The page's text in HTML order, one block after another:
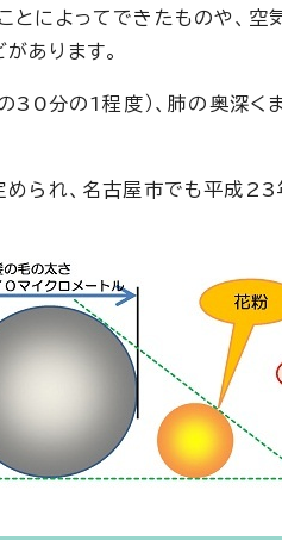
とによってできたものや、
あります。
分の1程度）、肺の奥深くま
られ、名古屋市でも平成